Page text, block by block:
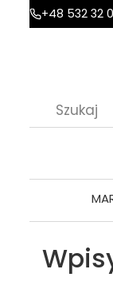
+48 532 32